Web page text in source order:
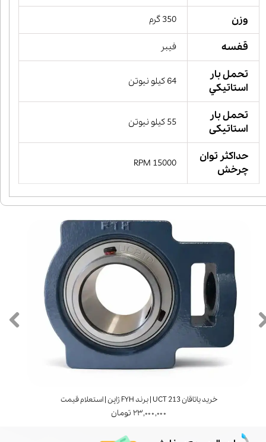
وزن 350 گرم
قفسه فیبر
تحمل بار
استاتيكي
64 کیلو نیوتن
تحمل بار
استاتیکی
55 کیلو نیوتن
حداکثر توان
چرخش
15000 RPM
خرید یاتاقان UCT 213 | برند FYH ژاپن | استعلام قیمت
۲۳,۰۰۰,۰۰۰ تومان